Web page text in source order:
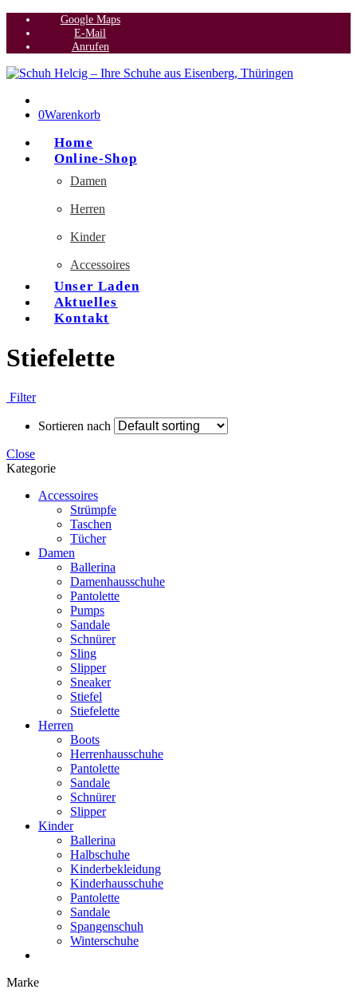
Google Maps
E-Mail
Anrufen
0Warenkorb
Home
Online-Shop
Damen
Herren
Kinder
Accessoires
Unser Laden
Aktuelles
Kontakt
Stiefelette
Filter
Sortieren nach
Close
Kategorie
Accessoires
Strümpfe
Taschen
Tücher
Damen
Ballerina
Damenhausschuhe
Pantolette
Pumps
Sandale
Schnürer
Sling
Slipper
Sneaker
Stiefel
Stiefelette
Herren
Boots
Herrenhausschuhe
Pantolette
Sandale
Schnürer
Slipper
Kinder
Ballerina
Halbschuhe
Kinderbekleidung
Kinderhausschuhe
Pantolette
Sandale
Spangenschuh
Winterschuhe
Marke